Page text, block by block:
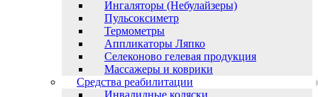
Ингаляторы (Небулайзеры)
Пульсоксиметр
Термометры
Аппликаторы Ляпко
Селеконово гелевая продукция
Массажеры и коврики
Средства реабилитации
Инвалидные коляски